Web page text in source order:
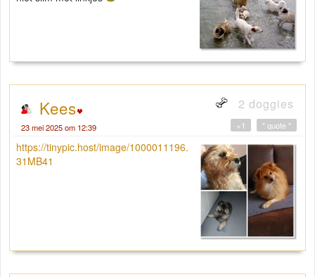
Kees 2 doggies
23 mei 2025 om 12:39 " quote "
+1
https://tinypic.host/image/1000011196.
31MB41